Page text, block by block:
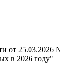
от
в 2026 году"